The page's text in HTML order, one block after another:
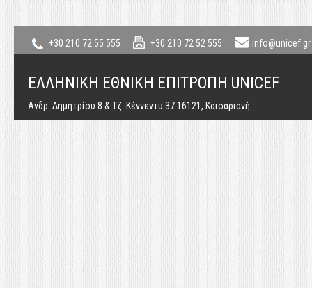
+30 210 72 55 555 +30 210 72 52 555 info@unicef.gr
ΕΛΛΗΝΙΚΗ ΕΘΝΙΚΗ ΕΠΙΤΡΟΠΗ UNICEF
Ανδρ. Δημητρίου 8 & Τζ. Κέννεντυ 37 16121, Καισαριανή